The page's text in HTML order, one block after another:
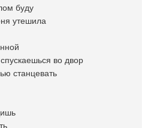
буду
утешила
во двор
станцевать